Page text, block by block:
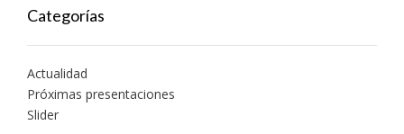
Categorías
Actualidad
Próximas presentaciones
Slider